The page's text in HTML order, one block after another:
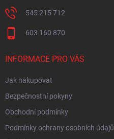
545 215 712
603 160 870
INFORMACE PRO VÁS
Jak nakupovat
Bezpečnostní pokyny
Obchodní podmínky
Podmínky ochrany osobních údajů